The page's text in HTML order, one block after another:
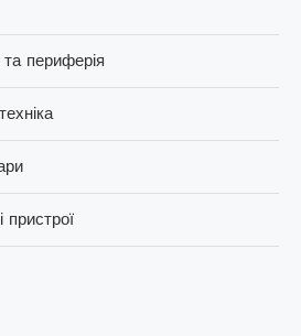
периферія
пристрої